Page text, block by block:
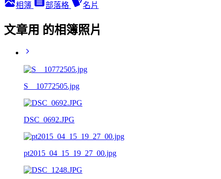
相簿 部落格 名片
文章用 的相簿照片
S__10772505.jpg
DSC_0692.JPG
pt2015_04_15_19_27_00.jpg